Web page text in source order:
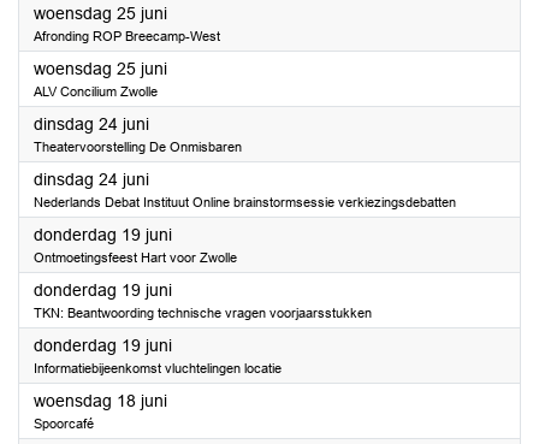
woensdag 25 juni2025
Afronding ROP Breecamp-West
woensdag 25 juni2025
ALV Concilium Zwolle
dinsdag 24 juni2025
Theatervoorstelling De Onmisbaren
dinsdag 24 juni2025
Nederlands Debat Instituut Online brainstormsessie verkiezingsdebatten
donderdag 19 juni2025
Ontmoetingsfeest Hart voor Zwolle
donderdag 19 juni2025
TKN: Beantwoording technische vragen voorjaarsstukken
donderdag 19 juni2025
Informatiebijeenkomst vluchtelingen locatie
woensdag 18 juni2025
Spoorcafé